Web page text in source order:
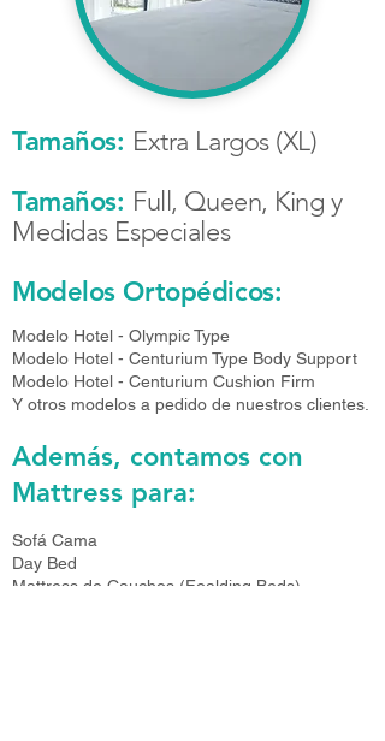
Tamaños: Extra Largos (XL)
Tamaños: Full, Queen, King y
Medidas Especiales
Modelos Ortopédicos:
Modelo Hotel - Olympic Type
Modelo Hotel - Centurium Type Body Support
Modelo Hotel - Centurium Cushion Firm
Y otros modelos a pedido de nuestros clientes.
Además, contamos con
Mattress para:
Sofá Cama
Day Bed
Mattress de Cauchos (Foalding Beds)